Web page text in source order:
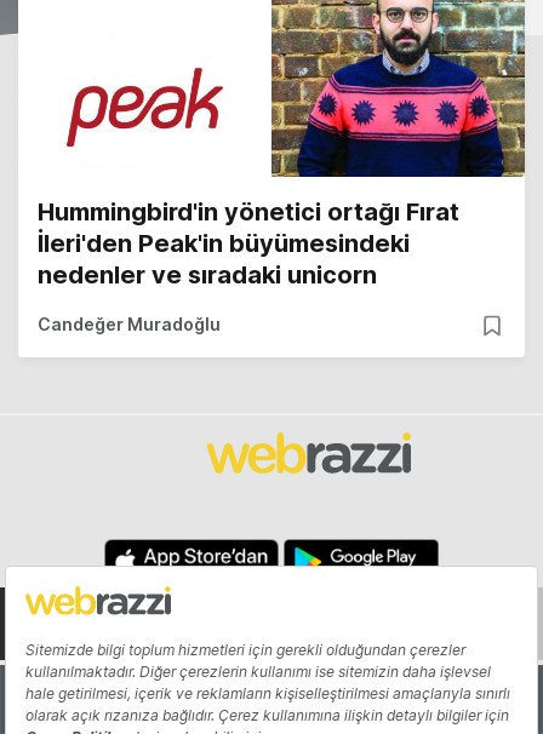
Hummingbird'in yönetici ortağı Fırat
İleri'den Peak'in büyümesindeki
nedenler ve sıradaki unicorn
Candeğer Muradoğlu
Hakkında Yazarlar